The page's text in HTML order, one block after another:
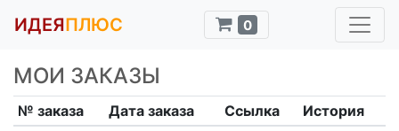
ИДЕЯПЛЮС 0
МОИ ЗАКАЗЫ
№ заказа Дата заказа Ссылка
История